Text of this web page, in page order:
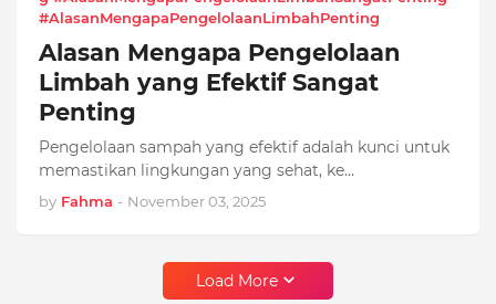
#AlasanMengapaPengelolaanLimbahPenting
Alasan Mengapa Pengelolaan
Limbah yang Efektif Sangat
Penting
Pengelolaan sampah yang efektif adalah kunci untuk
memastikan lingkungan yang sehat, ke…
by Fahma - November 03, 2025
Load More